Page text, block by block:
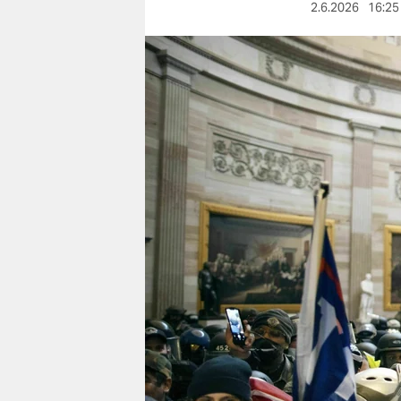
nord
wahrheit
verlag
verlag
veranstaltungen
shop
fragen & hilfe
unterstützen
abo
genossenschaft
2.6.2026